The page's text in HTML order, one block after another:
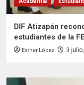
DIF Atizapán
estudiantes de la
Esther López 3